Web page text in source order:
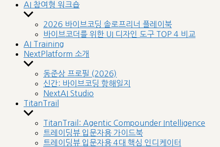
AI 참여형 워크숍
Show
sub
menu
2026 바이브코딩 솔로프리너 플레이북
바이브코더를 위한 UI 디자인 도구 TOP 4 비교
AI Training
NextPlatform 소개
Show
sub
menu
동준상 프로필 (2026)
신간: 바이브코딩 항해일지
NextAI Studio
TitanTrail
Show
sub
menu
TitanTrail: Agentic Compounder Intelligence
트레이딩뷰 입문자용 가이드북
트레이딩뷰 입문자용 4대 핵심 인디케이터